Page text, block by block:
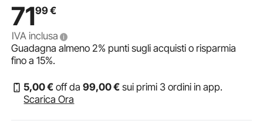
7199€
IVA inclusa
Guadagna almeno2% punti sugli acquisti o risparmia
fino a15%.
5,00€ off da99,00€ sui primi 3 ordini in app.
Scarica Ora